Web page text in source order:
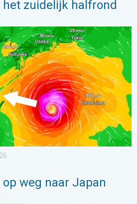
zuidelijk halfrond
Japan. Veel regen en wind. . .
weg naar Japan